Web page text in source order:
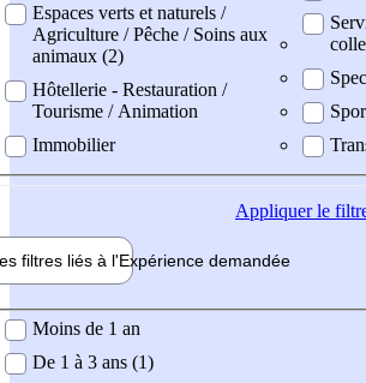
Espaces verts et naturels /
Agriculture / Pêche / Soins aux
animaux (2)
Hôtellerie - Restauration /
Tourisme / Animation
Immobilier
Appliquerle
filtres liés à l'Expérience demandée
demandée
Moins de 1 an
De 1 à 3 ans (1)